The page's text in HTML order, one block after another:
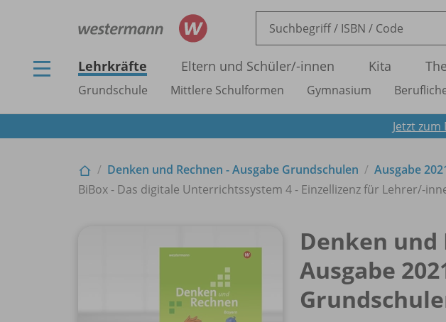
Lehrkräfte Eltern und Schüler/-innen Kita
Grundschule Mittlere Schulformen Gymnasium
Jetzt
Denken und Rechnen - Ausgabe Grundschulen
Ausgabe
BiBox - Das digitale Unterrichtssystem 4 - Einzellizenz für Lehrer/-
Denken und
Ausgabe